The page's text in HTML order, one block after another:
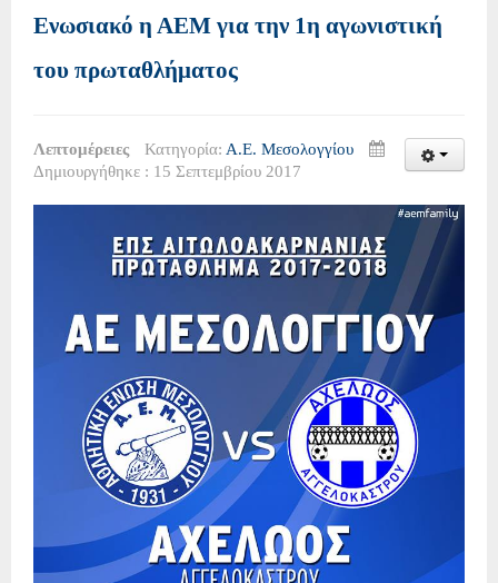
Ενωσιακό η ΑΕΜ για την 1η αγωνιστική
του πρωταθλήματος
Λεπτομέρειες Κατηγορία: Α.Ε. Μεσολογγίου
Δημιουργήθηκε : 15 Σεπτεμβρίου 2017